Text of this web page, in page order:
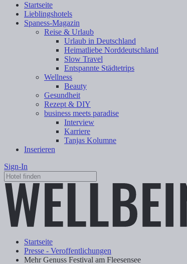
Startseite
Lieblingshotels
Spaness-Magazin
Reise & Urlaub
Urlaub in Deutschland
Heimatliebe Norddeutschland
Slow Travel
Entspannte Städtetrips
Wellness
Beauty
Gesundheit
Rezept & DIY
business meets paradise
Interview
Karriere
Tanjas Kolumne
Inserieren
Sign-In
Startseite
Presse - Veroffentlichungen
Mehr Genuss Festival am Fleesensee